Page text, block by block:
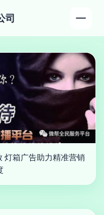
司
灯箱广告助力精准营销